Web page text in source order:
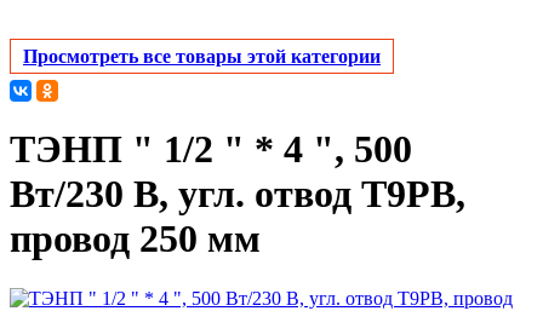
Просмотреть все товары этой категории
ТЭНП " 1/2 " * 4 ", 500
Вт/230 В, угл. отвод Т9РВ,
провод 250 мм